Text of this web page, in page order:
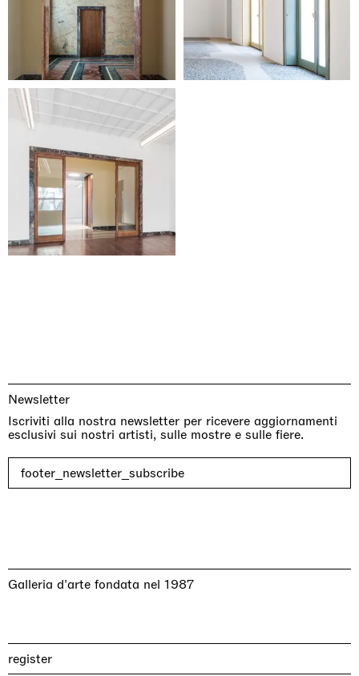
Newsletter
Iscriviti alla nostra newsletter per ricevere aggiornamenti
esclusivi sui nostri artisti, sulle mostre e sulle fiere.
footer_newsletter_subscribe
Galleria d'arte fondata nel 1987
register